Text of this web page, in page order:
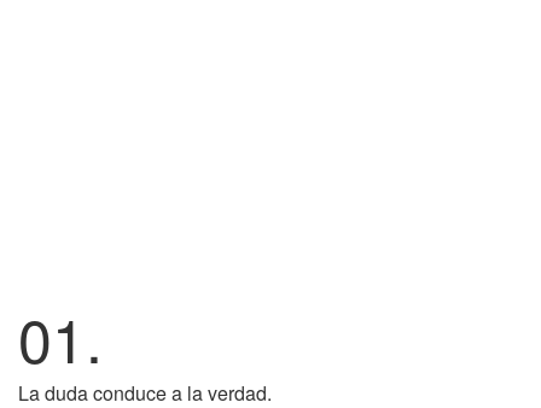
01.
La duda conduce a la verdad.